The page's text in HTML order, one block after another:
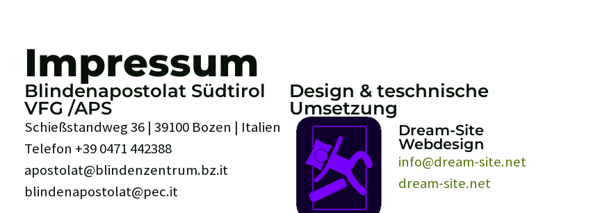
IMPRESSUM BLINDENAPOSTOLAT SÜDTIROL
Impressum
Blindenapostolat Südtirol
VFG /APS
Schießstandweg 36 | 39100 Bozen | Italien
Telefon +39 0471 442388
apostolat@blindenzentrum.bz.it
blindenapostolat@pec.it
Design & teschnische
Umsetzung
Dream-Site
Webdesign
info@dream-site.net
dream-site.net